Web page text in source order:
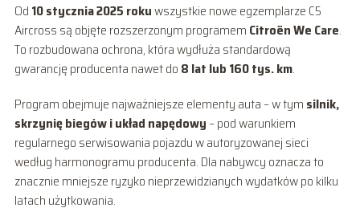
Od 10 stycznia 2025 rokuwszystkie nowe egzemplarze C5
Aircross są objęte rozszerzonym programem Citroën We Care.
To rozbudowana ochrona, która wydłuża standardową
gwarancję producenta nawet do 8 lat lub 160 tys. km.
Program obejmuje najważniejsze elementy auta – w tym silnik,
skrzynię biegów i układ napędowy – pod warunkiem
regularnego serwisowania pojazdu w autoryzowanej sieci
według harmonogramu producenta. Dla nabywcy oznacza to
znacznie mniejsze ryzyko nieprzewidzianych wydatków po kilku
latach użytkowania.